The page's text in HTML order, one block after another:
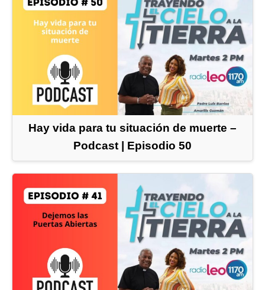
Hay vida para tu situación de muerte –
Podcast | Episodio 50